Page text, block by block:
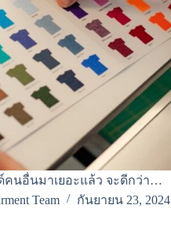
คนอื่นมาเยอะแล้ว จะดีกว่า…
Team
กันยายน 23, 2024